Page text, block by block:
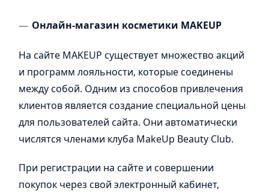
Онлайн-магазин косметики MAKEUP
На сайте MAKEUP существует множество акций
и программ лояльности, которые соединены
между собой. Одним из способов привлечения
клиентов является создание специальной цены
для пользователей сайта. Они автоматически
числятся членами клуба MakeUp Beauty Club.
При регистрации на сайте и совершении
покупок через свой электронный кабинет,